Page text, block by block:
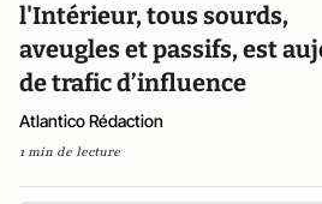
l'Intérieur, tous sourds,
aveugles et passifs, est
de trafic d’influence
Atlantico Rédaction
1 min de lecture